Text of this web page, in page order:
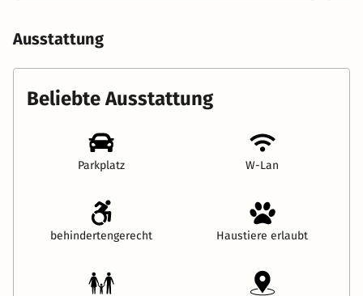
Ausstattung
Beliebte Ausstattung
Parkplatz W-Lan
behindertengerecht Haustiere erlaubt